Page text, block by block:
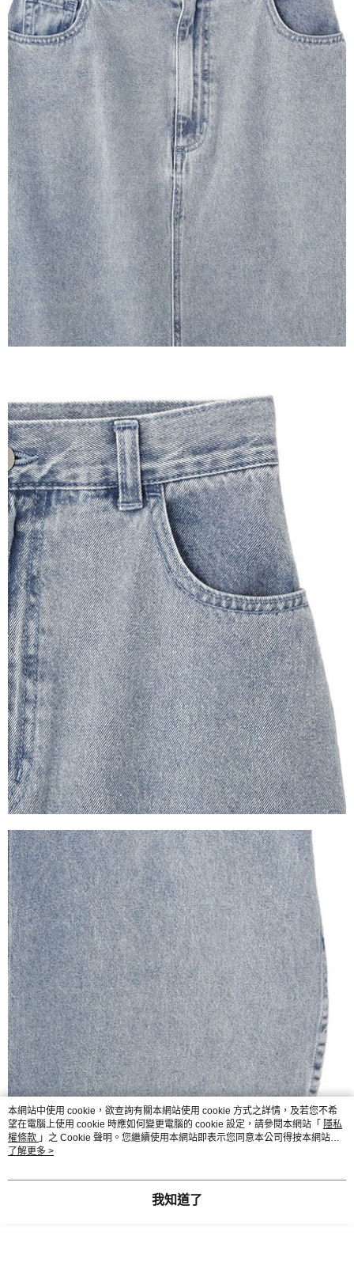
本網站中使用 cookie，欲查詢有關本網站使用 cookie 方式之詳情，及若您不希
望在電腦上使用 cookie 時應如何變更電腦的 cookie 設定，請參閱本網站「 隱私
權條款 」之 Cookie 聲明。您繼續使用本網站即表示您同意本公司得按本網站使
用條款之 Cookie 聲明使用 cookie。
了解更多 >
我知道了